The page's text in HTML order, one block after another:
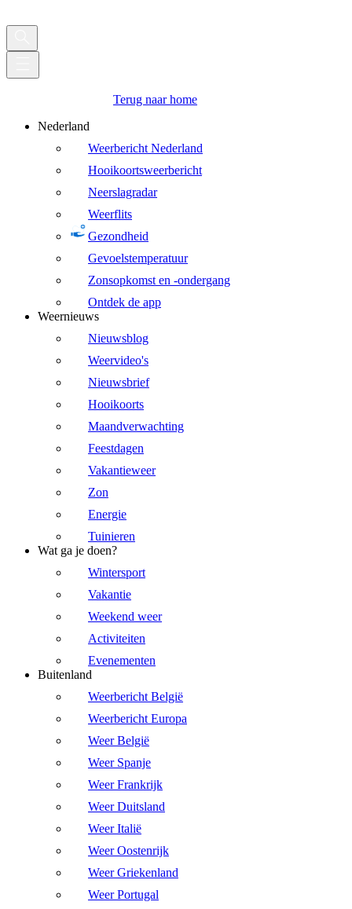
Terug naar home
Nederland
Weerbericht Nederland
Hooikoortsweerbericht
Neerslagradar
Weerflits
Gezondheid
Gevoelstemperatuur
Zonsopkomst en -ondergang
Ontdek de app
Weernieuws
Nieuwsblog
Weervideo's
Nieuwsbrief
Hooikoorts
Maandverwachting
Feestdagen
Vakantieweer
Zon
Energie
Tuinieren
Wat ga je doen?
Wintersport
Vakantie
Weekend weer
Activiteiten
Evenementen
Buitenland
Weerbericht België
Weerbericht Europa
Weer België
Weer Spanje
Weer Frankrijk
Weer Duitsland
Weer Italië
Weer Oostenrijk
Weer Griekenland
Weer Portugal